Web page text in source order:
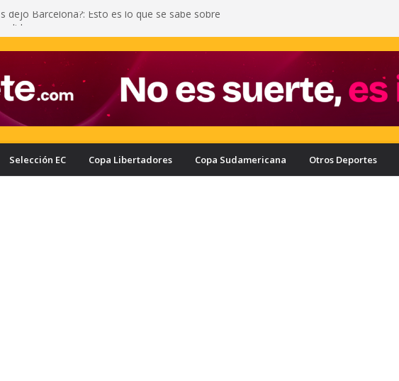
dejó Barcelona?: Esto es lo que se sabe sobre
el ecuatoriano
por el que Enner Valencia no regresaría a
Liga de Quito y Delfín terminó mal: a Juan
echaron gas lacrimógeno
Selección EC Copa Libertadores Copa Sudamericana Otros Deportes